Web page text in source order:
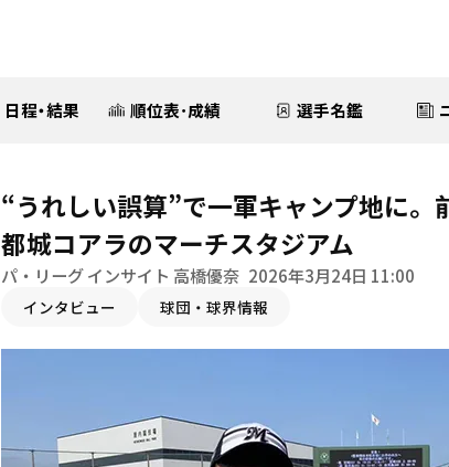
日程・結果 順位表･成績 選手名鑑
“うれしい誤算”で一軍キャンプ地に
都城コアラのマーチスタジアム
パ・リーグ インサイト 高橋優奈 2026年3月24日 11:00
インタビュー 球団・球界情報